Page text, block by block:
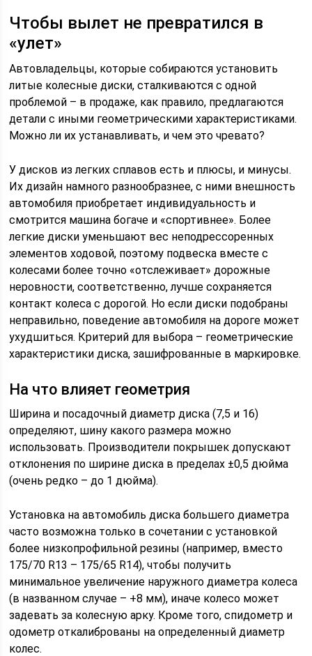
Чтобы вылет не превратился в
«улет»
Автовладельцы, которые собираются установить
литые колесные диски, сталкиваются с одной
проблемой – в продаже, как правило, предлагаются
детали с иными геометрическими характеристиками.
Можно ли их устанавливать, и чем это чревато?
У дисков из легких сплавов есть и плюсы, и минусы.
Их дизайн намного разнообразнее, с ними внешность
автомобиля приобретает индивидуальность и
смотрится машина богаче и «спортивнее». Более
легкие диски уменьшают вес неподрессоренных
элементов ходовой, поэтому подвеска вместе с
колесами более точно «отслеживает» дорожные
неровности, соответственно, лучше сохраняется
контакт колеса с дорогой. Но если диски подобраны
неправильно, поведение автомобиля на дороге может
ухудшиться. Критерий для выбора – геометрические
характеристики диска, зашифрованные в маркировке.
На что влияет геометрия
Ширина и посадочный диаметр диска (7,5 и 16)
определяют, шину какого размера можно
использовать. Производители покрышек допускают
отклонения по ширине диска в пределах ±0,5 дюйма
(очень редко – до 1 дюйма).
Установка на автомобиль диска большего диаметра
часто возможна только в сочетании с установкой
более низкопрофильной резины (например, вместо
175/70 R13 – 175/65 R14), чтобы получить
минимальное увеличение наружного диаметра колеса
(в названном случае – +8 мм), иначе колесо может
задевать за колесную арку. Кроме того, спидометр и
одометр откалиброваны на определенный диаметр
колес.